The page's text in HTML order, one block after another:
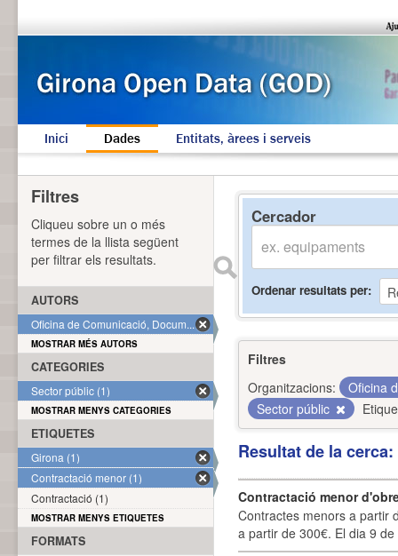
Inici Dades Entitats, àrees i serveis
Cercador
Ordenar resultats per
Filtres
Organitzacions:
Oficina
Sector públic
Resultat de la
Contractació menor
Contractes menors a partir
a partir de 300€. El dia 9
Filtres
Cliqueu sobre un o més
termes de la llista següent
per filtrar els resultats.
AUTORS
Oficina de Comunicació, Docum... (1)
MOSTRAR MÉS AUTORS
CATEGORIES
Sector públic (1)
MOSTRAR MENYS CATEGORIES
ETIQUETES
Girona (1)
Contractació menor (1)
Contractació (1)
MOSTRAR MENYS ETIQUETES
FORMATS